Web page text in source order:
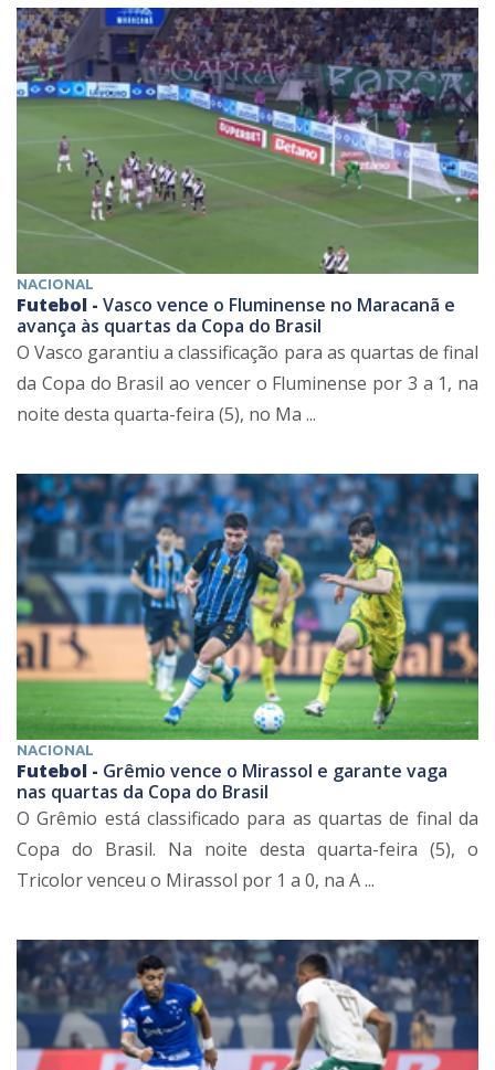
NACIONAL
Futebol - Vasco vence o Fluminense no Maracanã e
avança às quartas da Copa do Brasil
O Vasco garantiu a classificação para as quartas de final
da Copa do Brasil ao vencer o Fluminense por 3 a 1, na
noite desta quarta-feira (5), no Ma ...
NACIONAL
Futebol - Grêmio vence o Mirassol e garante vaga
nas quartas da Copa do Brasil
O Grêmio está classificado para as quartas de final da
Copa do Brasil. Na noite desta quarta-feira (5), o
Tricolor venceu o Mirassol por 1 a 0, na A ...